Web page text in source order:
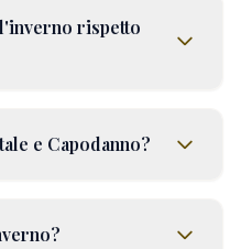
rispetto
e Capodanno?